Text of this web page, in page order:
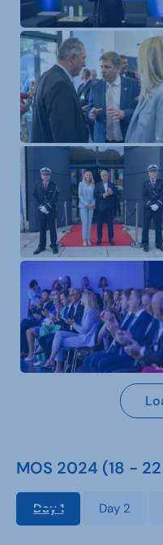
MOS 2024 (18 -
Day 1 Day 2